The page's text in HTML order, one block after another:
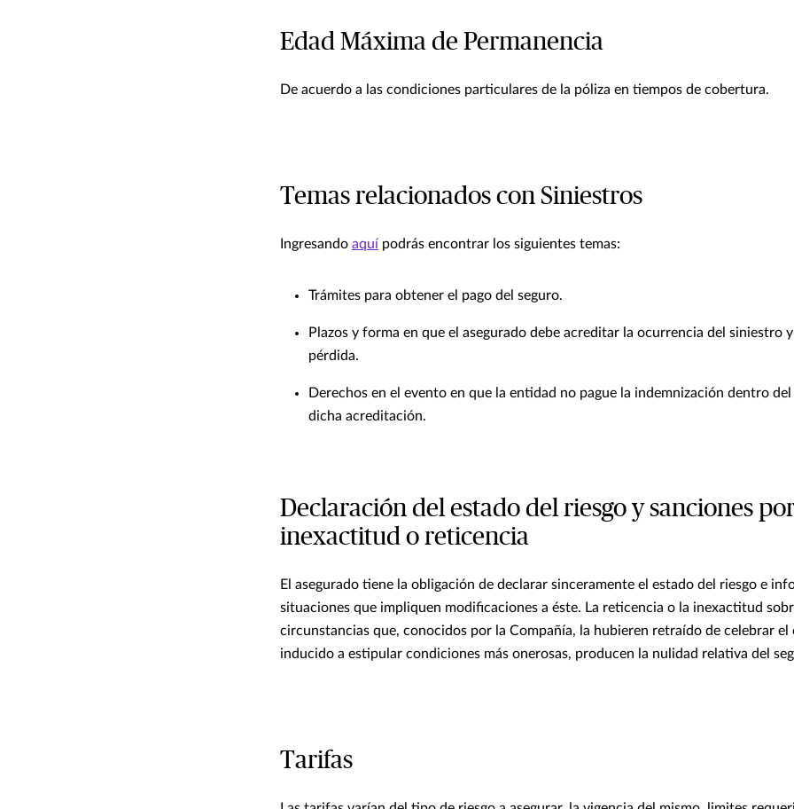
Edad Máxima de Permanencia
De acuerdo a las condiciones particulares de la póliza en tiempos de cobertura.
Temas relacionados con Siniestros
Ingresando aquí podrás encontrar los siguientes temas:
Trámites para obtener el pago del seguro.
Plazos y forma en que el asegurado debe acreditar la ocurrencia del siniestro
pérdida.
Derechos en el evento en que la entidad no pague la indemnización dentro del
dicha acreditación.
Declaración del estado del riesgo y sanciones
inexactitud o reticencia
El asegurado tiene la obligación de declarar sinceramente el estado del riesgo e
situaciones que impliquen modificaciones a éste. La reticencia o la inexactitud
circunstancias que, conocidos por la Compañía, la hubieren retraído de celebrar
inducido a estipular condiciones más onerosas, producen la nulidad relativa del
Tarifas